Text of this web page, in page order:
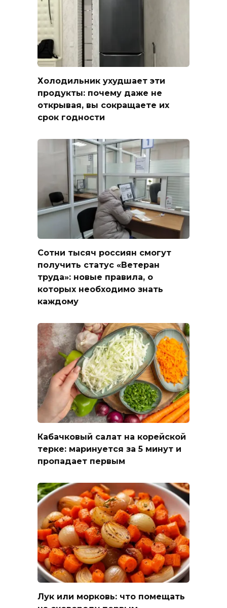
Холодильник ухудшает эти
продукты: почему даже не
открывая, вы сокращаете их
срок годности
Сотни тысяч россиян смогут
получить статус «Ветеран
труда»: новые правила, о
которых необходимо знать
каждому
Кабачковый салат на корейской
терке: маринуется за 5 минут и
пропадает первым
Лук или морковь: что помещать